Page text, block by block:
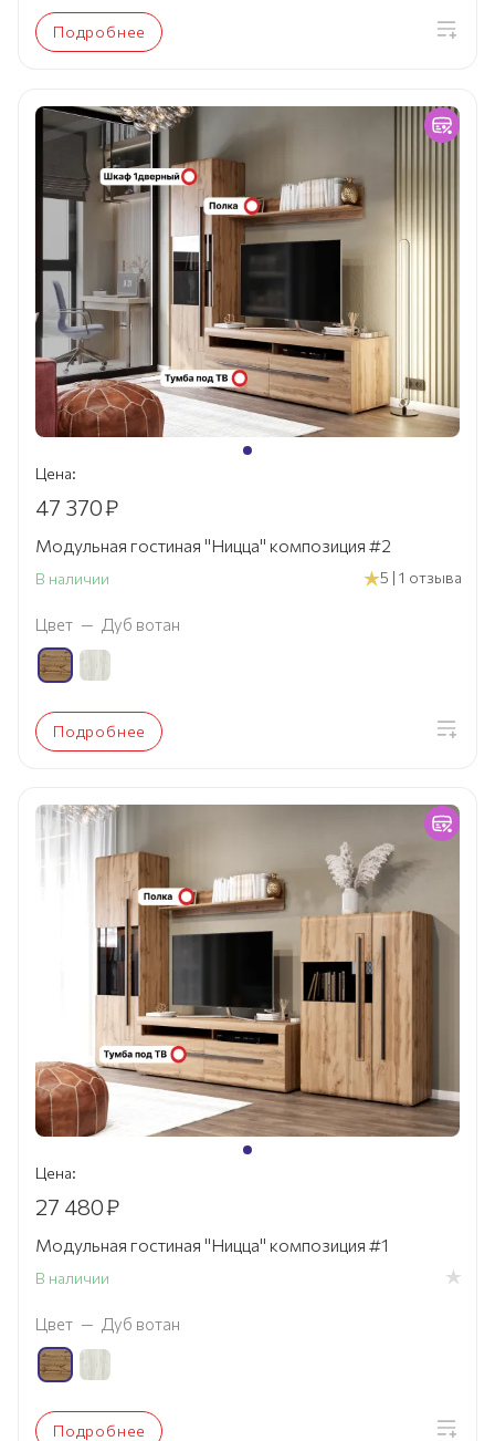
Подробнее
Цена:
47 370₽
Модульная гостиная "Ницца" композиция #2
В наличии 5 | 1 отзыва
Цвет — Дуб вотан
Подробнее
Цена:
27 480₽
Модульная гостиная "Ницца" композиция #1
В наличии
Цвет — Дуб вотан
Подробнее